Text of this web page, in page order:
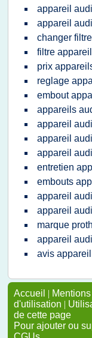
appareil
appareil
changer
filtre
prix
reglage
embout
appareils
appareil
appareil
appareil
entretien
embouts
appareil
appareil
marque
appareil
avis
Accueil |
d'utilisation |
de cette page
Pour ajouter ou